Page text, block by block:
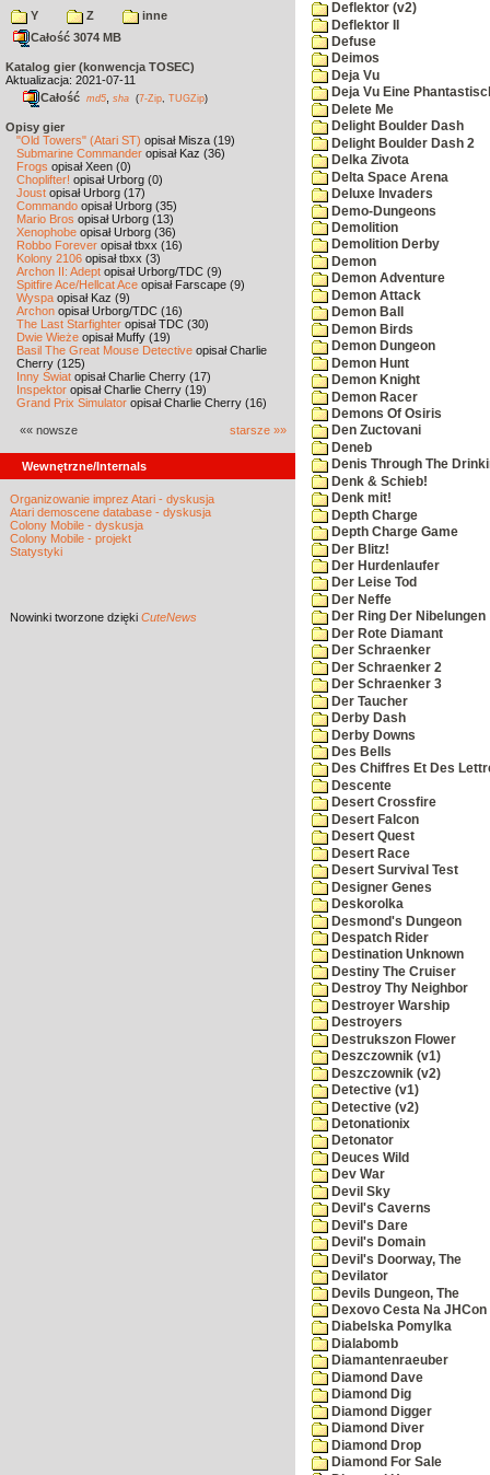
Y
Z
inne
Całość 3074 MB
Katalog gier (konwencja TOSEC)
Aktualizacja: 2021-07-11
Całość md5 sha (7-Zip TUGZip)
Opisy gier
"Old Towers" (Atari ST) opisał Misza (19)
Submarine Commander opisał Kaz (36)
Frogs opisał Xeen (0)
Choplifter! opisał Urborg (0)
Joust opisał Urborg (17)
Commando opisał Urborg (35)
Mario Bros opisał Urborg (13)
Xenophobe opisał Urborg (36)
Robbo Forever opisał tbxx (16)
Kolony 2106 opisał tbxx (3)
Archon II: Adept opisał Urborg/TDC (9)
Spitfire Ace/Hellcat Ace opisał Farscape (9)
Wyspa opisał Kaz (9)
Archon opisał Urborg/TDC (16)
The Last Starfighter opisał TDC (30)
Dwie Wieże opisał Muffy (19)
Basil The Great Mouse Detective opisał Charlie
Cherry (125)
Inny Świat opisał Charlie Cherry (17)
Inspektor opisał Charlie Cherry (19)
Grand Prix Simulator opisał Charlie Cherry (16)
«« nowsze starsze »»
Wewnętrzne/Internals
Organizowanie imprez Atari - dyskusja
Atari demoscene database - dyskusja
Colony Mobile - dyskusja
Colony Mobile - projekt
Statystyki
Nowinki tworzone dzięki CuteNews
Deflektor (v2)
Deflektor II
Defuse
Deimos
Deja Vu
Deja Vu Eine
Delete Me
Delight Boulder Dash
Delight Boulder Dash 2
Delka Zivota
Delta Space Arena
Deluxe Invaders
Demo-Dungeons
Demolition
Demolition Derby
Demon
Demon Adventure
Demon Attack
Demon Ball
Demon Birds
Demon Dungeon
Demon Hunt
Demon Knight
Demon Racer
Demons Of Osiris
Den Zuctovani
Deneb
Denis Through The
Denk & Schieb!
Denk mit!
Depth Charge
Depth Charge Game
Der Blitz!
Der Hurdenlaufer
Der Leise Tod
Der Neffe
Der Ring Der Nibelungen
Der Rote Diamant
Der Schraenker
Der Schraenker 2
Der Schraenker 3
Der Taucher
Derby Dash
Derby Downs
Des Bells
Des Chiffres Et Des
Descente
Desert Crossfire
Desert Falcon
Desert Quest
Desert Race
Desert Survival Test
Designer Genes
Deskorolka
Desmond's Dungeon
Despatch Rider
Destination Unknown
Destiny The Cruiser
Destroy Thy Neighbor
Destroyer Warship
Destroyers
Destrukszon Flower
Deszczownik (v1)
Deszczownik (v2)
Detective (v1)
Detective (v2)
Detonationix
Detonator
Deuces Wild
Dev War
Devil Sky
Devil's Caverns
Devil's Dare
Devil's Domain
Devil's Doorway, The
Devilator
Devils Dungeon, The
Dexovo Cesta Na JHCon
Diabelska Pomylka
Dialabomb
Diamantenraeuber
Diamond Dave
Diamond Dig
Diamond Digger
Diamond Diver
Diamond Drop
Diamond For Sale